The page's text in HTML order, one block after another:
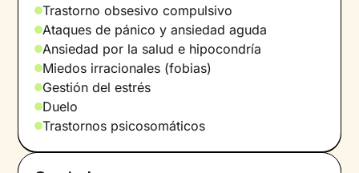
Trastorno obsesivo compulsivo
Ataques de pánico y ansiedad aguda
Ansiedad por la salud e hipocondría
Miedos irracionales (fobias)
Gestión del estrés
Duelo
Trastornos psicosomáticos